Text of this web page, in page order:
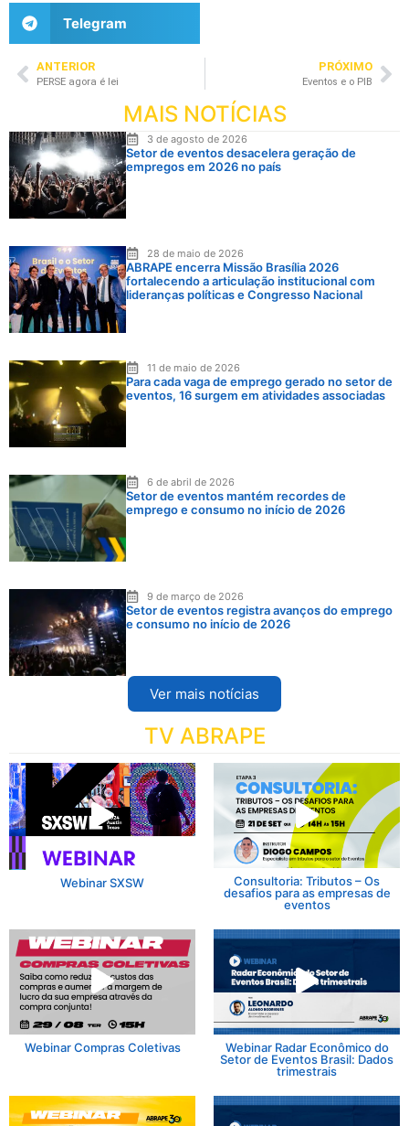
Telegram
ANTERIOR
PERSE agora é lei
PRÓXIMO
Eventos e o PIB
MAIS NOTÍCIAS
3 de agosto de 2026
Setor de eventos desacelera geração de
empregos em 2026 no país
28 de maio de 2026
ABRAPE encerra Missão Brasília 2026
fortalecendo a articulação institucional com
lideranças políticas e Congresso Nacional
11 de maio de 2026
Para cada vaga de emprego gerado no setor de
eventos, 16 surgem em atividades associadas
6 de abril de 2026
Setor de eventos mantém recordes de
emprego e consumo no início de 2026
9 de março de 2026
Setor de eventos registra avanços do emprego
e consumo no início de 2026
Ver mais notícias
TV ABRAPE
Webinar SXSW
Consultoria: Tributos – Os
desafios para as empresas de
eventos
Webinar Compras Coletivas
Webinar Radar Econômico do
Setor de Eventos Brasil: Dados
trimestrais